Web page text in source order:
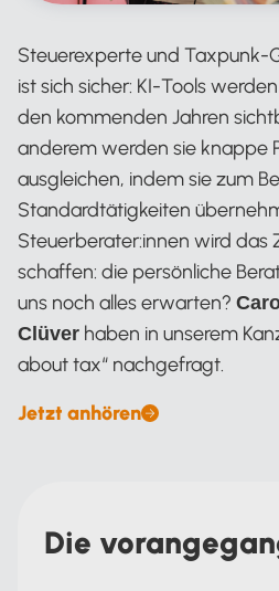
Steuerexperte und Taxpunk-
ist sich sicher: KI-Tools
den kommenden Jahren
anderem werden sie knappe
ausgleichen, indem sie zum
Standardtätigkeiten
Steuerberater:innen wird das
schaffen: die persönliche
uns noch alles erwarten?
Clüver haben in unserem
about tax“ nachgefragt.
Jetzt anhören
Die